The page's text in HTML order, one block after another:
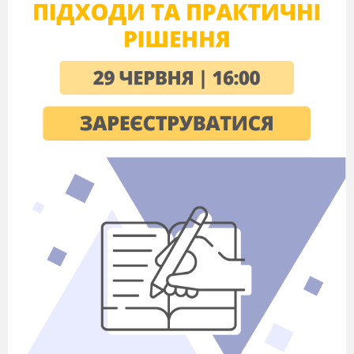
робота з прислів’ями про кохання
Д дзвінок будильника під час кіносеансу
6. Продовжіть
дикої качки» і з якої причини?
8. Напишіть твір-мініатюру «Кохання чи
закоханість? (За твором В. Чемериса «Вітька + Галя,
або Повість про перше кохання».
Варіант 2
1. За яких умов полювання вважалося відкритим?
(Остап Вишня «Відкриття охоти»)
А усі мисливці зібралися разом
Б пролунає перший постріл
В міська влада надасть на це дозвіл
Г усі мали при собі рушницю
2. На думку знайомих, краще назвати свою